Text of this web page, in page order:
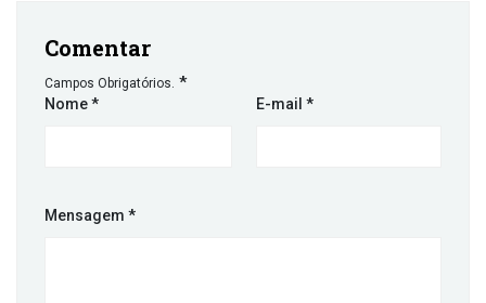
Comentar
Campos Obrigatórios. *
Nome* E-mail *
Mensagem *